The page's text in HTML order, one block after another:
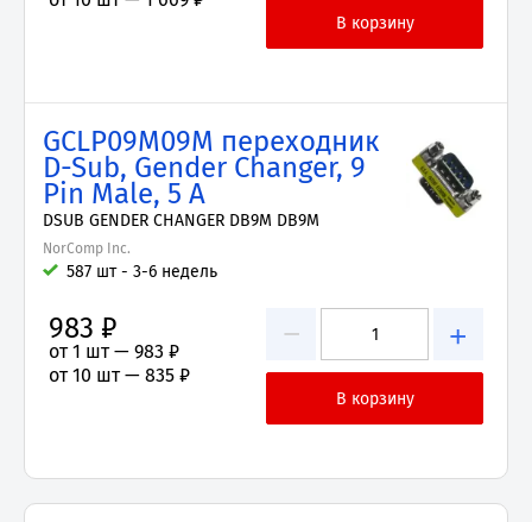
GCLP09M09M переходник
D-Sub, Gender Changer, 9
Pin Male, 5 А
DSUB GENDER CHANGER DB9M DB9M
NorComp Inc.
587 шт - 3-6 недель
− +
983 ₽
от 1 шт — 983 ₽
от 10 шт — 835 ₽